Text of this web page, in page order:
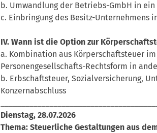
b. Umwandlung der Betriebs-GmbH in
c. Einbringung des Besitz-Unternehmens
IV. Wann ist die Option zur
a. Kombination aus Körperschaftsteuer
Personengesellschafts-Rechtsform in
b. Erbschaftsteuer, Sozialversicherung,
Konzernabschluss
Dienstag, 28.07.2026
Thema: Steuerliche Gestaltungen aus